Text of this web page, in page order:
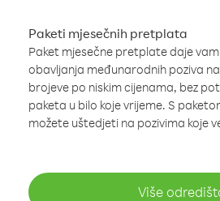
Paketi mjesečnih pretplata
Paket mjesečne pretplate daje
obavljanja međunarodnih poziva
brojeve po niskim cijenama, bez
paketa u bilo koje vrijeme. S
možete uštedjeti na pozivima koje
Više